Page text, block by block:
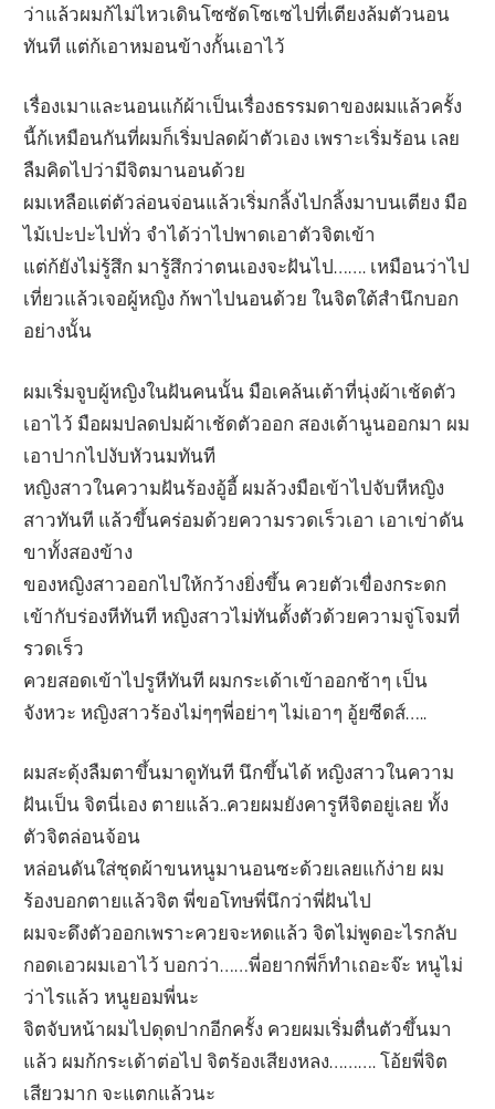
ว่าแล้วผมก้ไม่ไหวเดินโซซัดโซเซไปที่เตียงล้มตัวนอน
ทันที แต่ก้เอาหมอนข้างกั้นเอาไว้
เรื่องเมาและนอนแก้ผ้าเป็นเรื่องธรรมดาของผมแล้วครั้ง
นี้ก้เหมือนกันที่ผมก็เริ่มปลดผ้าตัวเอง เพราะเริ่มร้อน เลย
ลืมคิดไปว่ามีจิตมานอนด้วย
ผมเหลือแต่ตัวล่อนจ่อนแล้วเริ่มกลิ้งไปกลิ้งมาบนเตียง มือ
ไม้เปะปะไปทั่ว จำได้ว่าไปพาดเอาตัวจิตเข้า
แต่ก้ยังไม่รู้สึก มารู้สึกว่าตนเองจะฝันไป……. เหมือนว่าไป
เที่ยวแล้วเจอผู้หญิง ก้พาไปนอนด้วย ในจิตใต้สำนึกบอก
อย่างนั้น
ผมเริ่มจูบผู้หญิงในฝันคนนั้น มือเคล้นเต้าที่นุ่งผ้าเช้ดตัว
เอาไว้ มือผมปลดปมผ้าเช้ดตัวออก สองเต้านูนออกมา ผม
เอาปากไปงับหัวนมทันที
หญิงสาวในความฝันร้องอู้อี้ ผมล้วงมือเข้าไปจับหีหญิง
สาวทันที แล้วขึ้นคร่อมด้วยความรวดเร็วเอา เอาเข่าดัน
ขาทั้งสองข้าง
ของหญิงสาวออกไปให้กว้างยิ่งขึ้น ควยตัวเขื่องกระดก
เข้ากับร่องหีทันที หญิงสาวไม่ทันตั้งตัวด้วยความจู่โจมที่
รวดเร็ว
ควยสอดเข้าไปรูหีทันที ผมกระเด้าเข้าออกช้าๆ เป็น
จังหวะ หญิงสาวร้องไม่ๆๆพี่อย่าๆ ไม่เอาๆ อู้ยซีดส์…..
ผมสะดุ้งลืมตาขึ้นมาดูทันที นึกขึ้นได้ หญิงสาวในความ
ฝันเป็น จิตนี่เอง ตายแล้ว..ควยผมยังคารูหีจิตอยู่เลย ทั้ง
ตัวจิตล่อนจ้อน
หล่อนดันใส่ชุดผ้าขนหนูมานอนซะด้วยเลยแก้ง่าย ผม
ร้องบอกตายแล้วจิต พี่ขอโทษพี่นึกว่าพี่ฝันไป
ผมจะดึงตัวออกเพราะควยจะหดแล้ว จิตไม่พูดอะไรกลับ
กอดเอวผมเอาไว้ บอกว่า……พี่อยากพี่ก็ทำเถอะจ๊ะ หนูไม่
ว่าไรแล้ว หนูยอมพี่นะ
จิตจับหน้าผมไปดุดปากอีกครั้ง ควยผมเริ่มตื่นตัวขึ้นมา
แล้ว ผมก้กระเด้าต่อไป จิตร้องเสียงหลง………. โอ้ยพี่จิต
เสียวมาก จะแตกแล้วนะ